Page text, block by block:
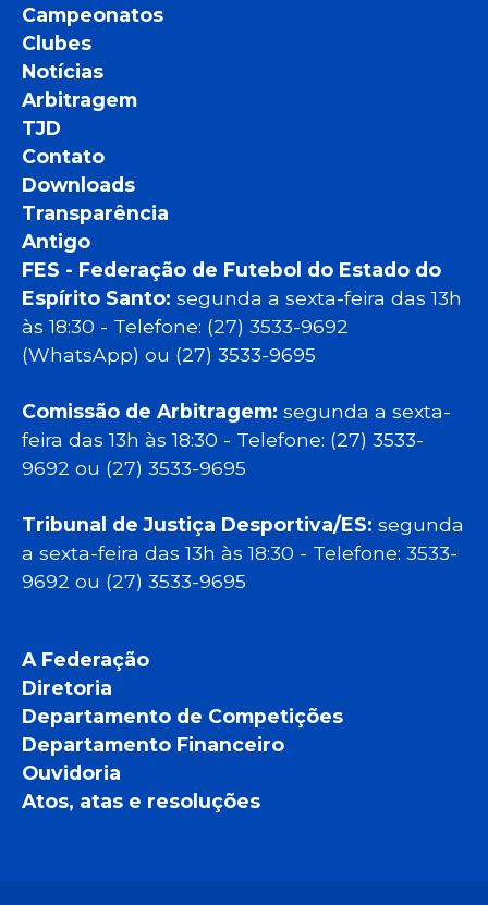
Campeonatos
Clubes
Notícias
Arbitragem
TJD
Contato
Downloads
Transparência
Antigo
FES - Federação de Futebol do Estado do
Espírito Santo: segunda a sexta-feira das 13h
às 18:30 - Telefone: (27) 3533-9692
(WhatsApp) ou (27) 3533-9695
Comissão de Arbitragem: segunda a sexta-
feira das 13h às 18:30 - Telefone: (27) 3533-
9692 ou (27) 3533-9695
Tribunal de Justiça Desportiva/ES: segunda
a sexta-feira das 13h às 18:30 - Telefone: 3533-
9692 ou (27) 3533-9695
A Federação
Diretoria
Departamento de Competições
Departamento Financeiro
Ouvidoria
Atos, atas e resoluções